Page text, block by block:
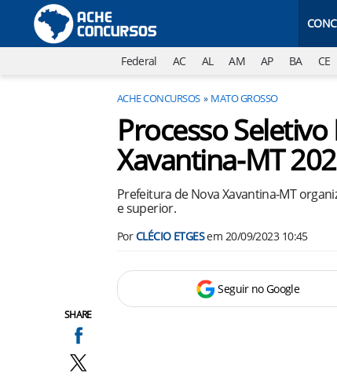
Federal AC AL AM AP BA CE
ACHE CONCURSOS MATO GROSSO
SHARE
Processo
Xavantina-MT
Prefeitura de Nova Xavantina-MT
e superior.
PorCLÉCIO ETGESem 20/09/2023 10:45
Seguir no Google